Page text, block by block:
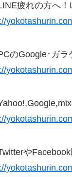
疲れの方へ
のGoogle･ガ
や